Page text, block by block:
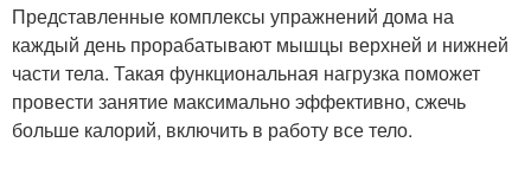
Представленные комплексы упражнений дома на
каждый день прорабатывают мышцы верхней и нижней
части тела. Такая функциональная нагрузка поможет
провести занятие максимально эффективно, сжечь
больше калорий, включить в работу все тело.